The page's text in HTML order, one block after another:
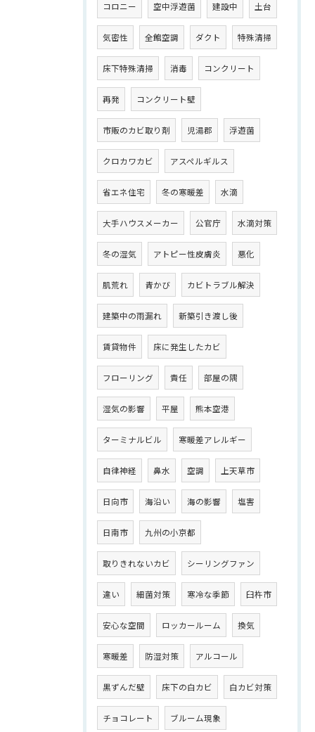
コロニー 空中浮遊菌 建設中 土台
気密性 全館空調 ダクト 特殊清掃
床下特殊清掃 消毒 コンクリート
再発 コンクリート壁
市販のカビ取り剤 児湯郡 浮遊菌
クロカワカビ アスペルギルス
省エネ住宅 冬の寒暖差 水滴
大手ハウスメーカー 公官庁 水滴対策
冬の湿気 アトピー性皮膚炎 悪化
肌荒れ 青かび カビトラブル解決
建築中の雨漏れ 新築引き渡し後
賃貸物件 床に発生したカビ
フローリング 責任 部屋の隅
湿気の影響 平屋 熊本空港
ターミナルビル 寒暖差アレルギー
自律神経 鼻水 空調 上天草市
日向市 海沿い 海の影響 塩害
日南市 九州の小京都
取りきれないカビ シーリングファン
違い 細菌対策 寒冷な季節 臼杵市
安心な空間 ロッカールーム 換気
寒暖差 防湿対策 アルコール
黒ずんだ壁 床下の白カビ 白カビ対策
チョコレート ブルーム現象